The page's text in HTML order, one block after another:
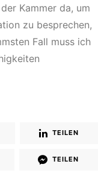
Kammer da, um
zu besprechen,
Fall muss ich
TEILEN
TEILEN